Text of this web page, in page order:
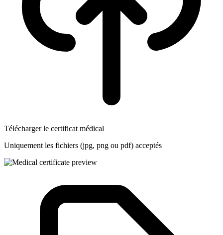
Télécharger le certificat médical
Uniquement les fichiers (jpg, png ou pdf) acceptés